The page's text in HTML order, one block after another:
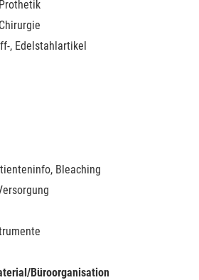
, Edelstahlartikel
Bleaching
Büroorganisation